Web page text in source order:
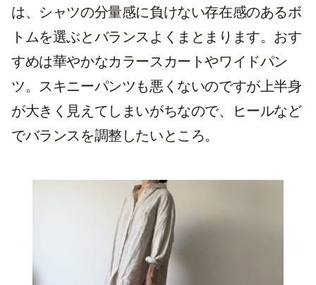
は、シャツの分量感に負けない存在感のあるボ
トムを選ぶとバランスよくまとまります。おす
すめは華やかなカラースカートやワイドパン
ツ。スキニーパンツも悪くないのですが上半身
が大きく見えてしまいがちなので、ヒールなど
でバランスを調整したいところ。